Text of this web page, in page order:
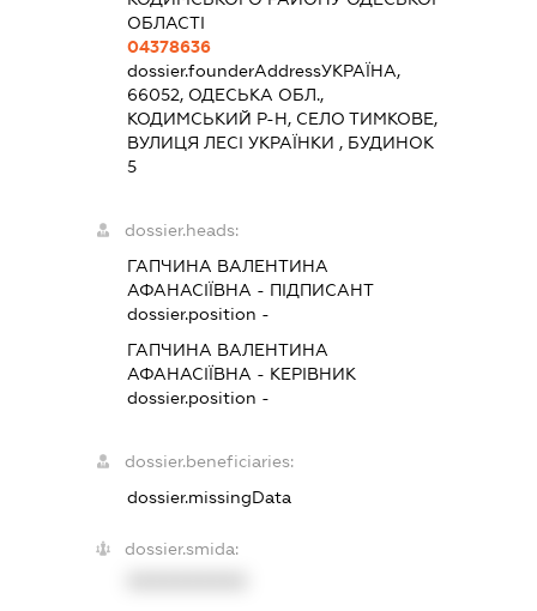
ОБЛАСТІ
04378636
dossier.founderAddressУКРАЇНА,
66052, ОДЕСЬКА ОБЛ.,
КОДИМСЬКИЙ Р-Н, СЕЛО ТИМКОВЕ,
ВУЛИЦЯ ЛЕСІ УКРАЇНКИ , БУДИНОК
5
dossier.heads:
ГАПЧИНА ВАЛЕНТИНА
АФАНАСІЇВНА - ПІДПИСАНТ
dossier.position -
ГАПЧИНА ВАЛЕНТИНА
АФАНАСІЇВНА - КЕРІВНИК
dossier.position -
dossier.beneficiaries:
dossier.missingData
dossier.smida: